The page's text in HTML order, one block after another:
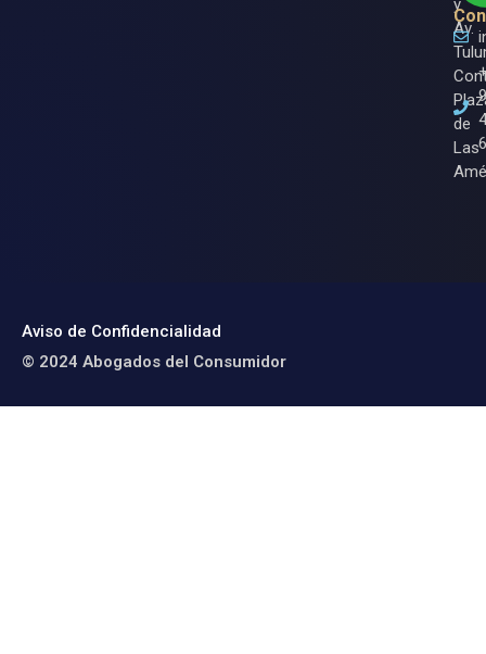
y
Av.
de
Las
Aviso de Confidencialidad
© 2024 Abogados del Consumidor